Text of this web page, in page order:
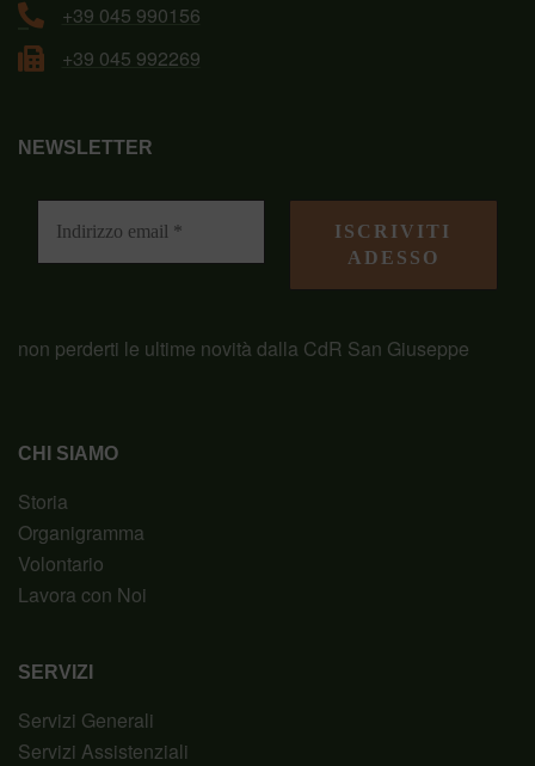
+39 045 990156
+39 045 992269
CHI SIAMO
Storia
Organigramma
Volontario
Lavora con Noi
SERVIZI
Servizi Generali
Servizi Assistenziali
NEWSLETTER
non perderti le ultime novità dalla CdR San Giuseppe